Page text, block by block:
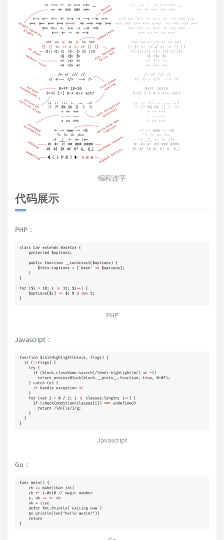
编程连字
代码展示
PHP：
PHP
Javascript：
Javascript
Go：